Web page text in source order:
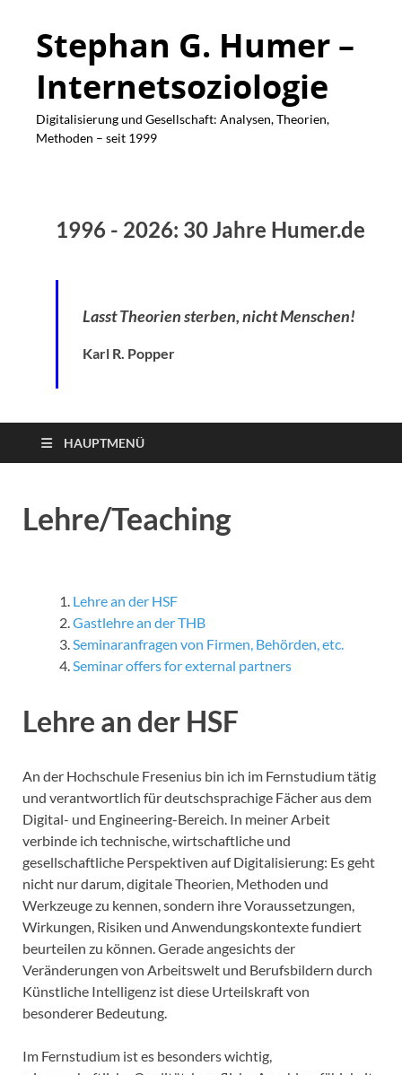
Stephan G. Humer –
Internetsoziologie
Digitalisierung und Gesellschaft: Analysen, Theorien,
Methoden – seit 1999
1996 - 2026: 30 Jahre Humer.de
Lasst Theorien sterben, nicht Menschen!
Karl R. Popper
HAUPTMENÜ
Lehre/Teaching
Lehre an der HSF
Gastlehre an der THB
Seminaranfragen von Firmen, Behörden, etc.
Seminar offers for external partners
Lehre an der HSF
An der Hochschule Fresenius bin ich im Fernstudium tätig
und verantwortlich für deutschsprachige Fächer aus dem
Digital- und Engineering-Bereich. In meiner Arbeit
verbinde ich technische, wirtschaftliche und
gesellschaftliche Perspektiven auf Digitalisierung: Es geht
nicht nur darum, digitale Theorien, Methoden und
Werkzeuge zu kennen, sondern ihre Voraussetzungen,
Wirkungen, Risiken und Anwendungskontexte fundiert
beurteilen zu können. Gerade angesichts der
Veränderungen von Arbeitswelt und Berufsbildern durch
Künstliche Intelligenz ist diese Urteilskraft von
besonderer Bedeutung.
Im Fernstudium ist es besonders wichtig,